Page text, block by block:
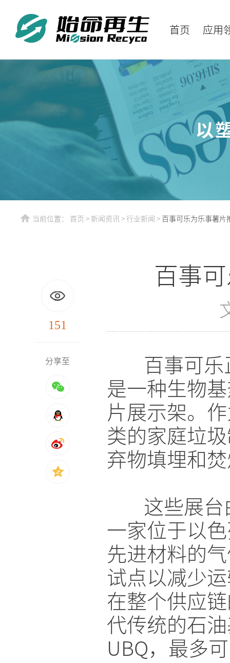
首页 应用
当前位置： 首页 > 新闻资讯> 行业新闻 > 百事可乐为乐事薯片
151
分享至
百事
百事可乐
是一种生物
片展示架。
类的家庭垃
弃物填埋和
这些展台
一家位于以
先进材料的
试点以减少
在整个供应
代传统的石
UBQ，最多